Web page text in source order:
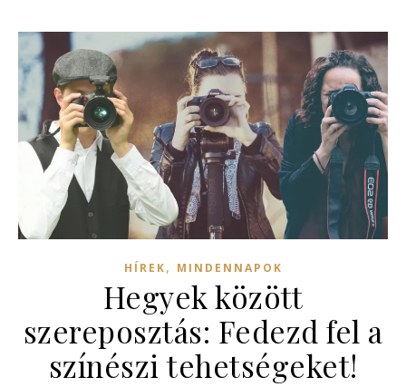
HÍREK, MINDENNAPOK
Hegyek között
szereposztás: Fedezd fel a
színészi tehetségeket!